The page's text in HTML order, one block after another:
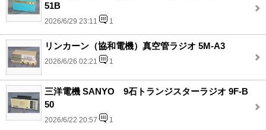
51B
2026/6/29 23:11 1
リンカーン（協和電機）真空管ラジオ 5M-A3
2026/6/26 02:21 1
三洋電機 SANYO 9石トランジスターラジオ 9F-B
50
2026/6/22 20:57 1